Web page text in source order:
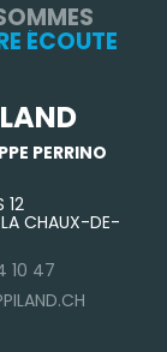
ÉCOUTE
PERRINO
12
CHAUX-DE-
10 47